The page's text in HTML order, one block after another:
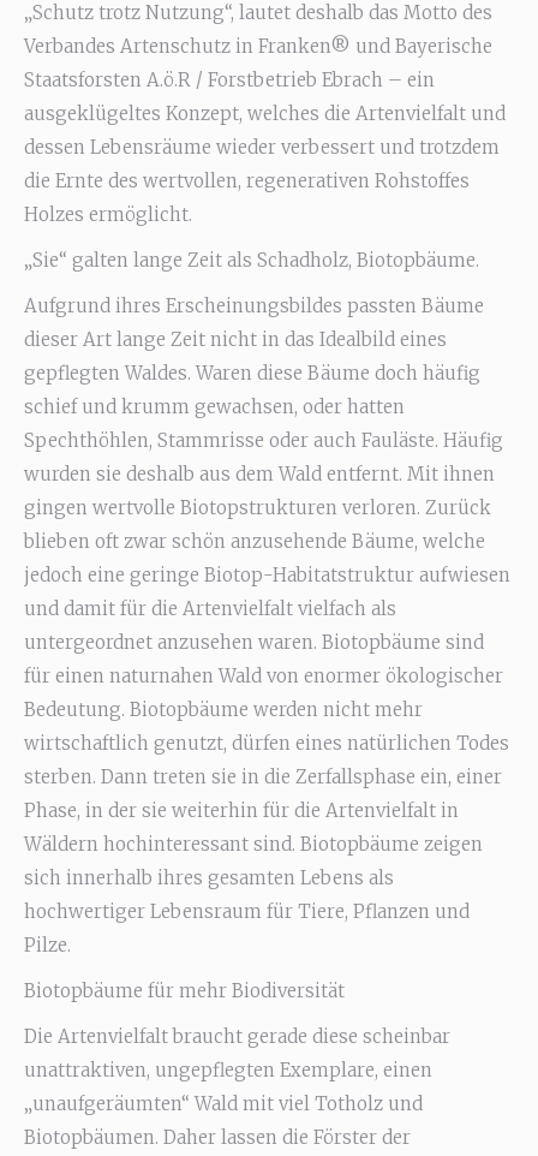
„Schutz trotz Nutzung“, lautet deshalb das Motto des
Verbandes Artenschutz in Franken® und Bayerische
Staatsforsten A.ö.R / Forstbetrieb Ebrach – ein
ausgeklügeltes Konzept, welches die Artenvielfalt und
dessen Lebensräume wieder verbessert und trotzdem
die Ernte des wertvollen, regenerativen Rohstoffes
Holzes ermöglicht.
„Sie“ galten lange Zeit als Schadholz, Biotopbäume.
Aufgrund ihres Erscheinungsbildes passten Bäume
dieser Art lange Zeit nicht in das Idealbild eines
gepflegten Waldes. Waren diese Bäume doch häufig
schief und krumm gewachsen, oder hatten
Spechthöhlen, Stammrisse oder auch Fauläste. Häufig
wurden sie deshalb aus dem Wald entfernt. Mit ihnen
gingen wertvolle Biotopstrukturen verloren. Zurück
blieben oft zwar schön anzusehende Bäume, welche
jedoch eine geringe Biotop-Habitatstruktur aufwiesen
und damit für die Artenvielfalt vielfach als
untergeordnet anzusehen waren. Biotopbäume sind
für einen naturnahen Wald von enormer ökologischer
Bedeutung. Biotopbäume werden nicht mehr
wirtschaftlich genutzt, dürfen eines natürlichen Todes
sterben. Dann treten sie in die Zerfallsphase ein, einer
Phase, in der sie weiterhin für die Artenvielfalt in
Wäldern hochinteressant sind. Biotopbäume zeigen
sich innerhalb ihres gesamten Lebens als
hochwertiger Lebensraum für Tiere, Pflanzen und
Pilze.
Biotopbäume für mehr Biodiversität
Die Artenvielfalt braucht gerade diese scheinbar
unattraktiven, ungepflegten Exemplare, einen
„unaufgeräumten“ Wald mit viel Totholz und
Biotopbäumen. Daher lassen die Förster der